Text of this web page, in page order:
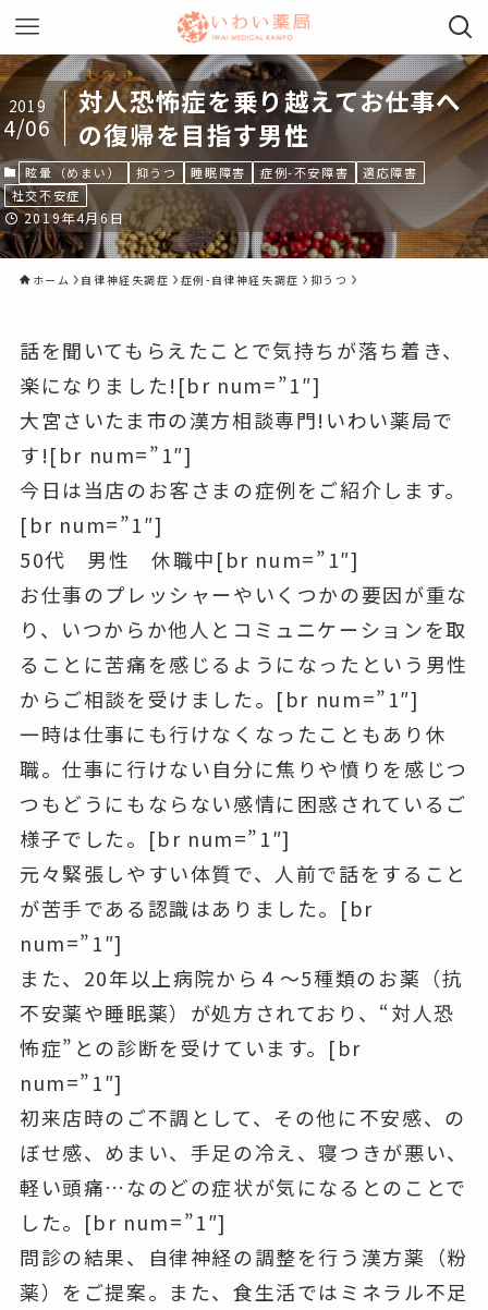
対人恐怖症を乗り越えてお仕事へ
の復帰を目指す男性
2019
4/06
眩暈（めまい） 抑うつ 睡眠障害 症例-不安障害
適応障害
社交不安症
2019年4月6日
ホーム 自律神経失調症 症例-自律神経失調症 抑うつ
話を聞いてもらえたことで気持ちが落ち着き、
楽になりました![br num=”1″]
大宮さいたま市の漢方相談専門!いわい薬局で
す![br num=”1″]
今日は当店のお客さまの症例をご紹介します。
[br num=”1″]
50代 男性 休職中[br num=”1″]
お仕事のプレッシャーやいくつかの要因が重な
り、いつからか他人とコミュニケーションを取
ることに苦痛を感じるようになったという男性
からご相談を受けました。[br num=”1″]
一時は仕事にも行けなくなったこともあり休
職。仕事に行けない自分に焦りや憤りを感じつ
つもどうにもならない感情に困惑されているご
様子でした。[br num=”1″]
元々緊張しやすい体質で、 人前で話をすること
が苦手である認識はありました。[br
num=”1″]
また、20年以上病院から４～5種類のお薬（抗
不安薬や睡眠薬）が処方されており、“対人恐
怖症”との診断を受けています。[br
num=”1″]
初来店時のご不調として、その他に不安感、の
ぼせ感、めまい、手足の冷え、寝つきが悪い、
軽い頭痛…なのどの症状が気になるとのことで
した。[br num=”1″]
問診の結果、自律神経の調整を行う漢方薬（粉
薬）をご提案。また、食生活ではミネラル不足